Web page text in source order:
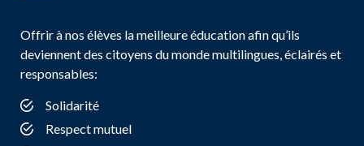
Offrir à nos élèves la meilleure éducation afin qu’ils
deviennent des citoyens du monde multilingues, éclairés et
responsables:
Solidarité
Respect mutuel